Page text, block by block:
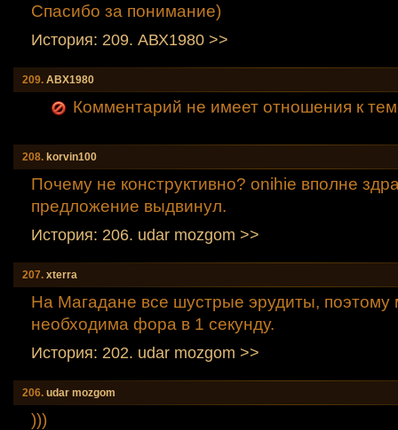
Спасибо за понимание)
История: 209. АВХ1980 >>
209. АВХ1980
Комментарий не имеет отношения к
208. korvin100
Почему не конструктивно? onihiе вполне
предложение выдвинул.
История: 206. udar mozgom >>
207. xterra
На Магадане все шустрые эрудиты, поэтому
необходима фора в 1 секунду.
История: 202. udar mozgom >>
206. udar mozgom
)))